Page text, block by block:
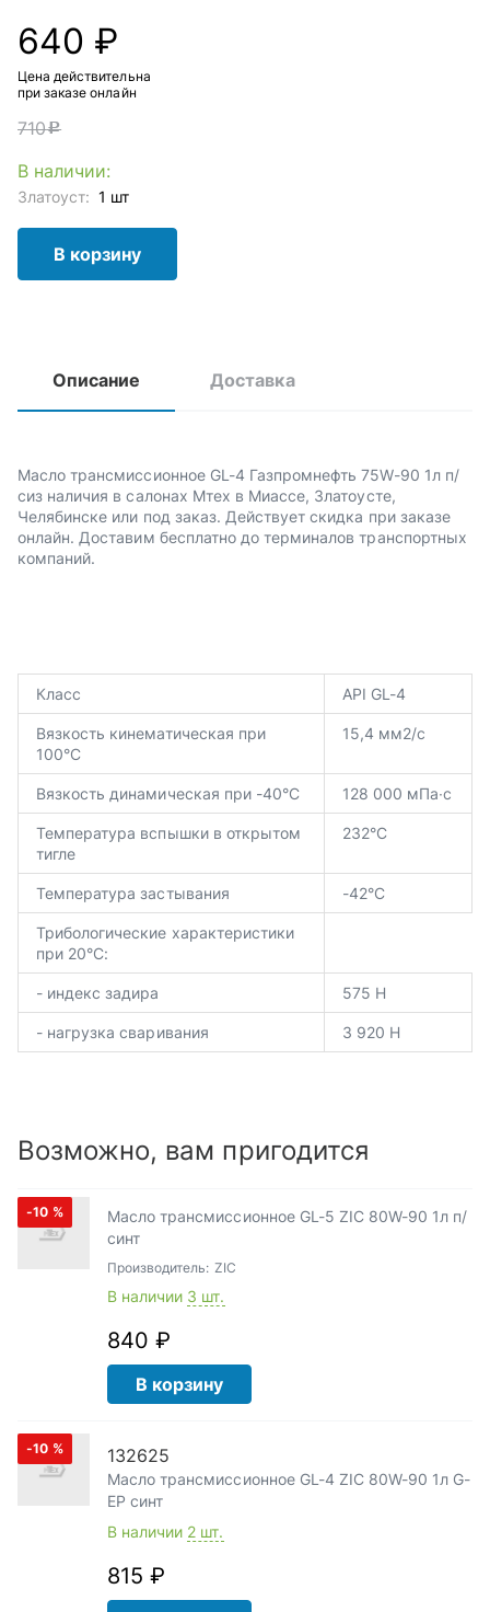
640 ₽
Цена действительна
при заказе онлайн
710c
В наличии:
Златоуст: 1 шт
В корзину
Описание Доставка
Масло трансмиссионное GL-4 Газпромнефть 75W-90 1л п/
сиз наличия в салонах Мтех в Миассе, Златоусте,
Челябинске или под заказ. Действует скидка при заказе
онлайн. Доставим бесплатно до терминалов транспортных
компаний.
Класс API GL-4
Вязкость кинематическая при
100°С
15,4 мм2/с
Вязкость динамическая при -40°С 128 000 мПа∙с
Температура вспышки в открытом
тигле
232°С
Температура застывания -42°С
Трибологические характеристики
при 20°С:
- индекс задира 575 Н
- нагрузка сваривания 3 920 Н
Возможно, вам пригодится
-10 %
Масло трансмиссионное GL-5 ZIC 80W-90 1л п/
синт
Производитель: ZIC
В наличии 3 шт.
840 ₽
В корзину
-10 % 132625
Масло трансмиссионное GL-4 ZIC 80W-90 1л G-
EP синт
В наличии 2 шт.
815 ₽